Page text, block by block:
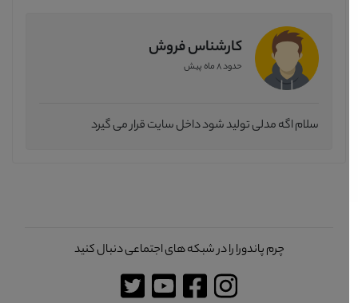
کارشناس فروش
حدود 8 ماه پیش
سلام اگه مدلی تولید شود داخل سایت قرار می گیرد
چرم پاندورا را در شبکه های اجتماعی دنبال کنید